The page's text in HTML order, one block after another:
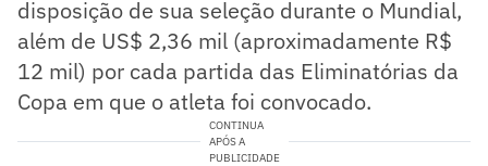
disposição de sua seleção durante o Mundial,
além de US$ 2,36 mil (aproximadamente R$
12 mil) por cada partida das Eliminatórias da
Copa em que o atleta foi convocado.
CONTINUA
APÓS A
PUBLICIDADE